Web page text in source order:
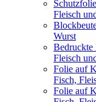
Fleisch
Wurst
Bedruckte
Fleisch
Folie auf
Fisch,
Folie auf